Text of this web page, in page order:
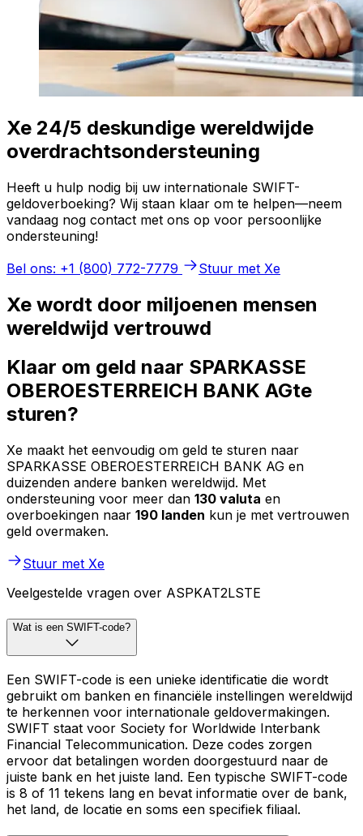
Xe 24/5 deskundige wereldwijde
overdrachtsondersteuning
Heeft u hulp nodig bij uw internationale SWIFT-
geldoverboeking? Wij staan klaar om te helpen—neem
vandaag nog contact met ons op voor persoonlijke
ondersteuning!
Bel ons: +1 (800) 772-7779
Stuur met Xe
Xe wordt door miljoenen mensen
wereldwijd vertrouwd
Klaar om geld naar SPARKASSE
OBEROESTERREICH BANK AGte
sturen?
Xe maakt het eenvoudig om geld te sturen naar
SPARKASSE OBEROESTERREICH BANK AG en
duizenden andere banken wereldwijd. Met
ondersteuning voor meer dan 130 valuta en
overboekingen naar 190 landen kun je met vertrouwen
geld overmaken.
Stuur met Xe
Veelgestelde vragen over ASPKAT2LSTE
Wat is een SWIFT-code?
Een SWIFT-code is een unieke identificatie die wordt
gebruikt om banken en financiële instellingen wereldwijd
te herkennen voor internationale geldovermakingen.
SWIFT staat voor Society for Worldwide Interbank
Financial Telecommunication. Deze codes zorgen
ervoor dat betalingen worden doorgestuurd naar de
juiste bank en het juiste land. Een typische SWIFT-code
is 8 of 11 tekens lang en bevat informatie over de bank,
het land, de locatie en soms een specifiek filiaal.